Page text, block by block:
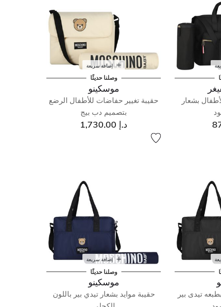
بشعار
إضافة سريعة
وصلنا حديثًا
موسكينو
حقيبة تغيير حفاضات للأطفال الرضع
بتصميم دب بيج
د.إ 1,730.00
تيدى بير
إضافة سريعة
وصلنا حديثًا
موسكينو
حقيبة موايد بشعار تيدي بير باللون